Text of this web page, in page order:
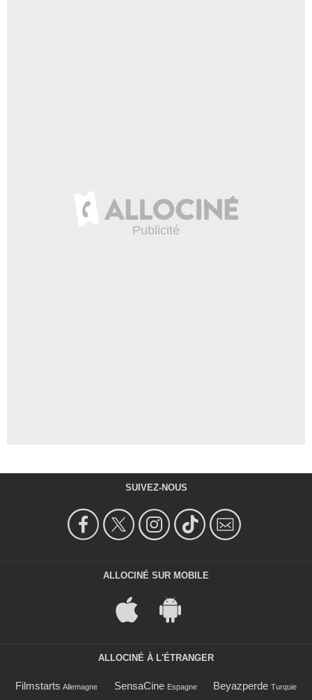
SUIVEZ-NOUS
ALLOCINÉ SUR MOBILE
ALLOCINÉ À L'ÉTRANGER
Filmstarts Allemagne SensaCine Espagne Beyazperde Turquie